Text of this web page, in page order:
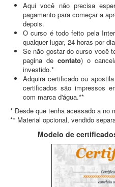
Aqui você não precisa
pagamento para começar a
depois.
O curso é todo feito pela
qualquer lugar, 24 horas por
Se não gostar do curso você
pagina de contato) o
investido.*
Adquira certificado ou
certificados são impressos
com marca d'água.**
* Desde que tenha acessado a no
** Material opcional, vendido
Modelo de